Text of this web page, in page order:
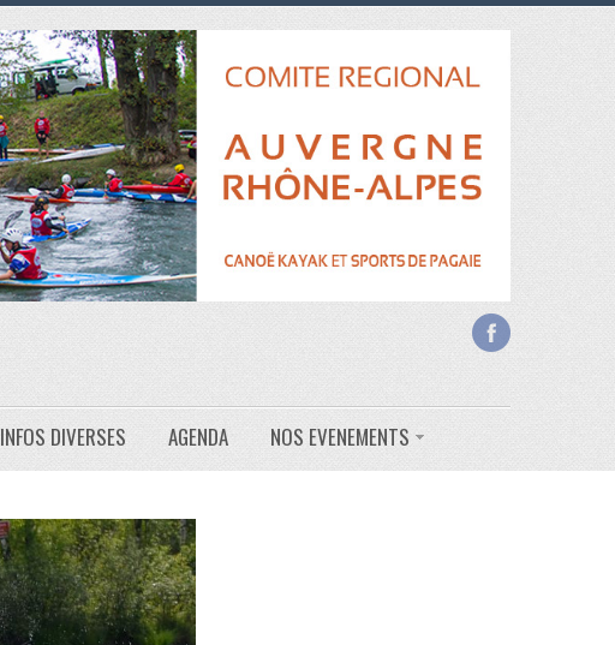
INFOS DIVERSES AGENDA NOS EVENEMENTS